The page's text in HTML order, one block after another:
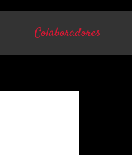
Colaboradores